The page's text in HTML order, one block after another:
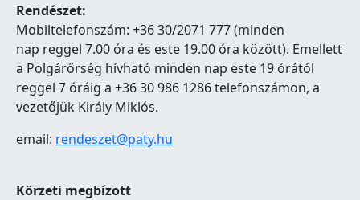
Rendészet:
Mobiltelefonszám: +36 30/2071 777 (minden
nap reggel 7.00 óra és este 19.00 óra között). Emellett
a Polgárőrség hívható minden nap este 19 órától
reggel 7 óráig a +36 30 986 1286 telefonszámon, a
vezetőjük Király Miklós.
email: rendeszet@paty.hu
Körzeti megbízott